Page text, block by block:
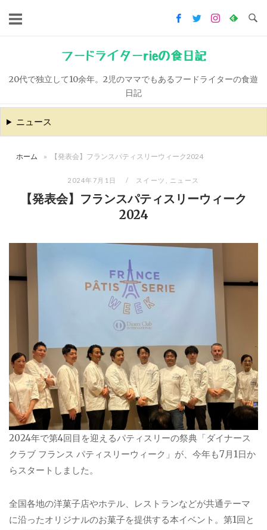
キ
ッ
フードライターrieの食日記
20代で独立して10余年。2児のママでもあるフードライターの食遊
日記
ニュース
ホーム » 【発表会】フランスパティスリーウィーク2024
2024年7月1日 スイーツ ニュース
【発表会】フランスパティスリーウィーク
2024
2024年で第4回目を迎えるパティスリーの祭典「ダイナース
クラブ フランス パティスリーウィーク」が、今年も7月1日か
らスタートしました。
全国各地の洋菓子店やホテル、レストランなどが共通テーマ
に沿ったオリジナルのお菓子を提供する本イベント。第1回と